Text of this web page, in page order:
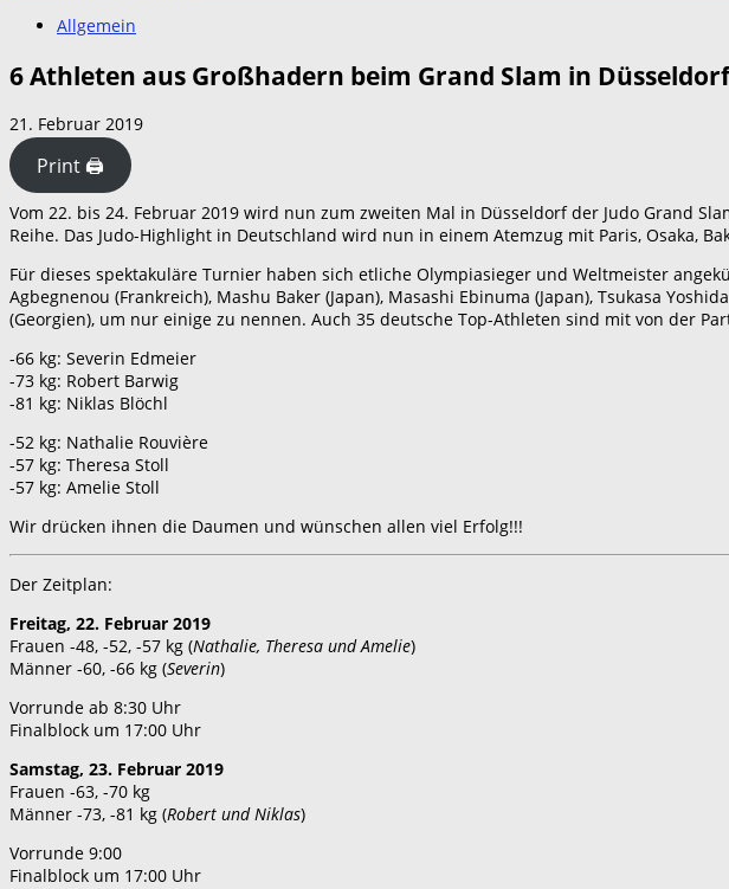
Allgemein
6 Athleten aus Großhadern beim Grand Slam in
21. Februar 2019
Print 🖨
Vom 22. bis 24. Februar 2019 wird nun zum zweiten Mal in Düsseldorf der Judo Grand
Reihe. Das Judo-Highlight in Deutschland wird nun in einem Atemzug mit Paris, Osaka,
Für dieses spektakuläre Turnier haben sich etliche Olympiasieger und Weltmeister
Agbegnenou (Frankreich), Mashu Baker (Japan), Masashi Ebinuma (Japan), Tsukasa
(Georgien), um nur einige zu nennen. Auch 35 deutsche Top-Athleten sind mit von der
-66 kg: Severin Edmeier
-73 kg: Robert Barwig
-81 kg: Niklas Blöchl
-52 kg: Nathalie Rouvière
-57 kg: Theresa Stoll
-57 kg: Amelie Stoll
Wir drücken ihnen die Daumen und wünschen allen viel Erfolg!!!
Der Zeitplan:
Freitag, 22. Februar 2019
Frauen -48, -52, -57 kg (Nathalie, Theresa und Amelie)
Männer -60, -66 kg (Severin)
Vorrunde ab 8:30 Uhr
Finalblock um 17:00 Uhr
Samstag, 23. Februar 2019
Frauen -63, -70 kg
Männer -73, -81 kg (Robert und Niklas)
Vorrunde 9:00
Finalblock um 17:00 Uhr